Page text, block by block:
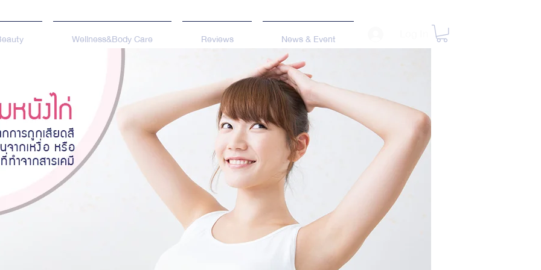
Wellness&Body Care Reviews News & Event